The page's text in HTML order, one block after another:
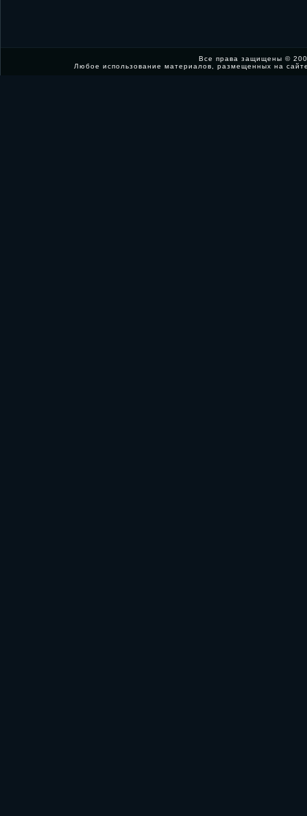
Все права защищены ©
Любое использование материалов, размещенных на